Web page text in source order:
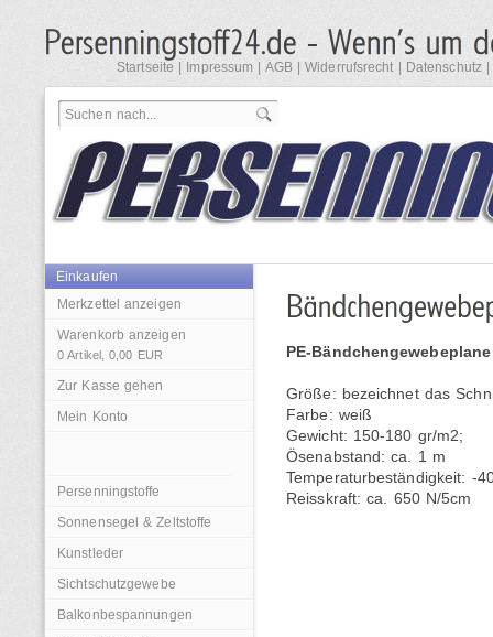
Startseite| Impressum AGB|Widerrufsrecht| Datenschutz
Einkaufen
Merkzettel anzeigen
Warenkorb anzeigen
0 Artikel,0,00 EUR
Zur Kasse gehen
Mein Konto
Persenningstoffe
Sonnensegel & Zeltstoffe
Kunstleder
Sichtschutzgewebe
Balkonbespannungen
PE-Bändchengewebeplane
Größe: bezeichnet das
Farbe: weiß
Gewicht: 150-180 gr/m2;
Ösenabstand: ca. 1 m
Temperaturbeständigkeit: -
Reisskraft: ca. 650 N/5cm